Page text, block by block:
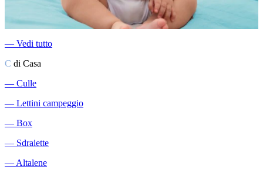
― Vedi tutto
C di Casa
― Culle
― Lettini campeggio
― Box
― Sdraiette
―Altalene